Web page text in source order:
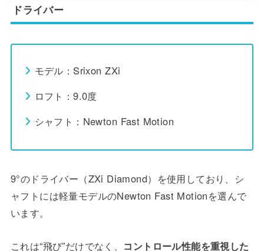
ドライバー
モデル：Srixon ZXi
ロフト：9.0度
シャフト：Newton Fast Motion
9°のドライバー（ZXi Diamond）を使用しており、シ
ャフトには軽量モデルのNewton Fast Motionを選んで
います。
これは“飛び”だけでなく、 コントロール性能を重視した